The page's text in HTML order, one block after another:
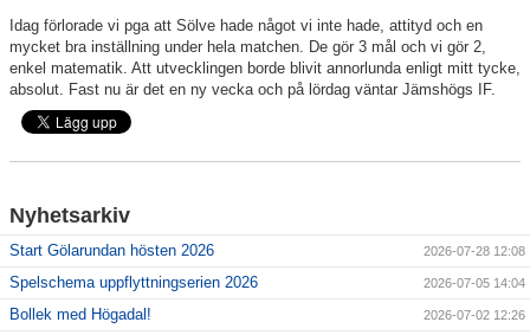
Idag förlorade vi pga att Sölve hade något vi inte hade, attityd och en
mycket bra inställning under hela matchen. De gör 3 mål och vi gör 2,
enkel matematik. Att utvecklingen borde blivit annorlunda enligt mitt tycke,
absolut. Fast nu är det en ny vecka och på lördag väntar Jämshögs IF.
Nyhetsarkiv
Start Gölarundan hösten 2026 2026-07-28 12:08
Spelschema uppflyttningserien 2026 2026-07-05 14:04
Bollek med Högadal! 2026-07-02 12:26